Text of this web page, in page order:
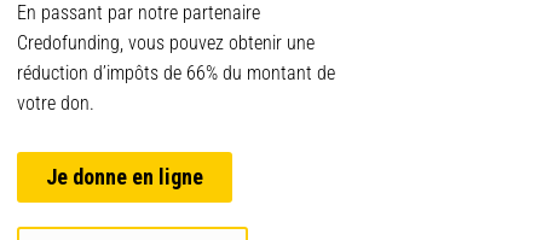
En passant par notre partenaire
Credofunding, vous pouvez obtenir une
réduction d’impôts de 66% du montant de
votre don.
Je donne en ligne